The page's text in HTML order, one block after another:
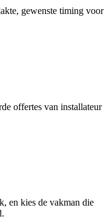
gewenste timing voor
offertes van installateur
en kies de vakman die